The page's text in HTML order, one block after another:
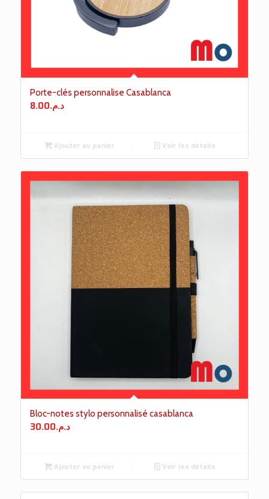
Porte-clés personnalise Casablanca
د.م.8.00
Ajouter au panier Voir les détails
Bloc-notes stylo personnalisé casablanca
د.م.30.00
Ajouter au panier Voir les détails